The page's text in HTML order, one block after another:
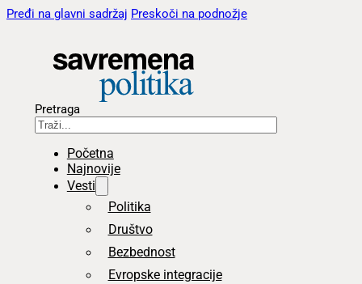
Pređi na glavni sadržaj Preskoči na podnožje
Pretraga
Početna
Najnovije
Vesti
Politika
Društvo
Bezbednost
Evropske integracije